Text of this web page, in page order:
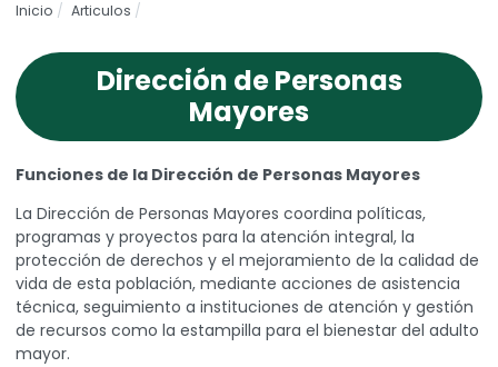
deInicio Articulos
Dirección de Personas
Mayores
Funciones de la Dirección de Personas Mayores
La Dirección de Personas Mayores coordina políticas,
programas y proyectos para la atención integral, la
protección de derechos y el mejoramiento de la calidad de
vida de esta población, mediante acciones de asistencia
técnica, seguimiento a instituciones de atención y gestión
de recursos como la estampilla para el bienestar del adulto
mayor.